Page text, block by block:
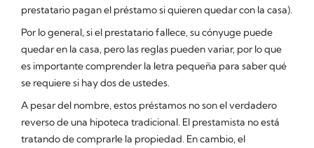
prestatario pagan el préstamo si quieren quedar con la casa).
Por lo general, si el prestatario fallece, su cónyuge puede
quedar en la casa, pero las reglas pueden variar, por lo que
es importante comprender la letra pequeña para saber qué
se requiere si hay dos de ustedes.
A pesar del nombre, estos préstamos no son el verdadero
reverso de una hipoteca tradicional. El prestamista no está
tratando de comprarle la propiedad. En cambio, el